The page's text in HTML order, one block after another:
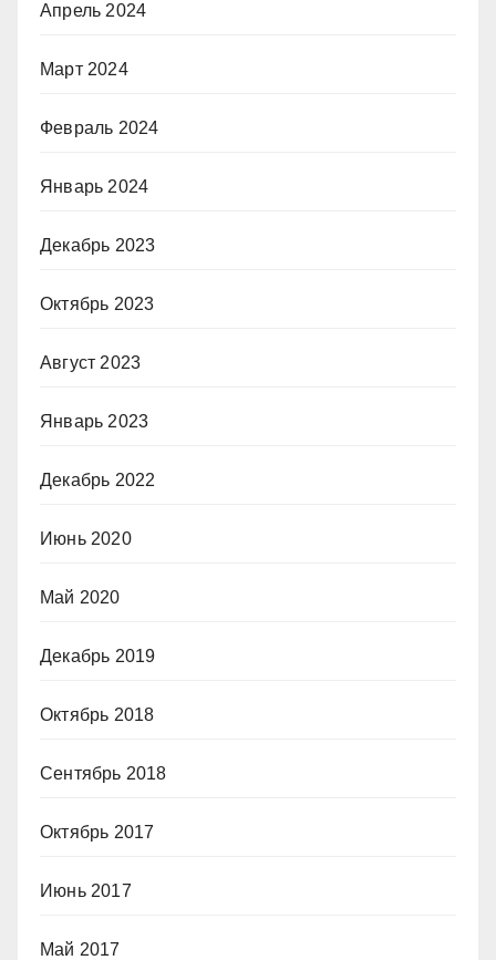
Апрель 2024
Март 2024
Февраль 2024
Январь 2024
Декабрь 2023
Октябрь 2023
Август 2023
Январь 2023
Декабрь 2022
Июнь 2020
Май 2020
Декабрь 2019
Октябрь 2018
Сентябрь 2018
Октябрь 2017
Июнь 2017
Май 2017